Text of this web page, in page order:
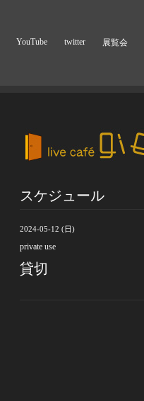
YouTube twitter 展覧会
スケジュール
2024-05-12 (日)
private use
貸切